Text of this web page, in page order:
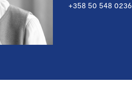
+358 50 548 0236